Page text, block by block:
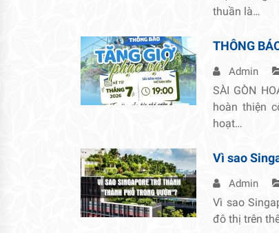
thuần là…
THÔNG
Admin
SÀI GÒN
hoàn thiện
hoạt…
Vì sao
Admin
Vì sao
đô thị trên